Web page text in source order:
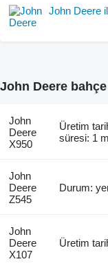
John Deere
John Deere
John
Deere
X950
Üretim
süresi: 1
John
Deere
Z545
Durum:
John
Deere
X107
Üretim